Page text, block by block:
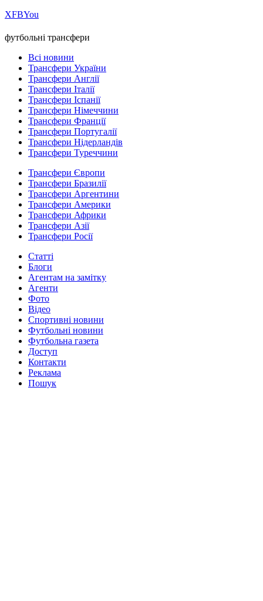
ХFBYou
футбольні трансфери
Всі новини
Трансфери України
Трансфери Англії
Трансфери Італії
Трансфери Іспанії
Трансфери Німеччини
Трансфери Франції
Трансфери Португалії
Трансфери Нідерландів
Трансфери Туреччини
Трансфери Європи
Трансфери Бразилії
Трансфери Аргентини
Трансфери Америки
Трансфери Африки
Трансфери Азії
Трансфери Росії
Статті
Блоги
Агентам на замітку
Агенти
Фото
Відео
Спортивні новини
Футбольні новини
Футбольна газета
Доступ
Контакти
Реклама
Пошук